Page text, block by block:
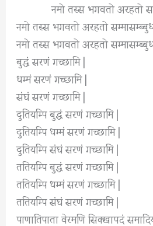
नमो तस्स भगवतो अरहतो
नमो तस्स भगवतो अरहतो
नमो तस्स भगवतो अरहतो
बुद्धं सरणं गच्छामि |
धम्मं सरणं गच्छामि |
संघं सरणं गच्छामि |
दुतियम्पि बुद्धं सरणं गच्छामि |
दुतियम्पि धम्मं सरणं गच्छामि |
दुतियम्पि संघं सरणं गच्छामि |
ततियम्पि बुद्धं सरणं गच्छामि |
ततियम्पि धम्मं सरणं गच्छामि |
ततियम्पि संघं सरणं गच्छामि |
पाणातिपाता वेरमणि सिक्खापदं